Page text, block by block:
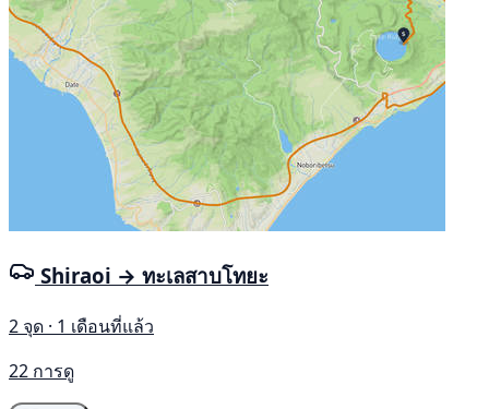
Shiraoi → ทะเลสาบโทยะ
2 จุด · 1 เดือนที่แล้ว
22 การดู